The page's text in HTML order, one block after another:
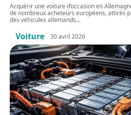
Acquérir une voiture d’occasion en
de nombreux acheteurs européens, attirés
des véhicules allemands…
Voiture 30 avril 2026